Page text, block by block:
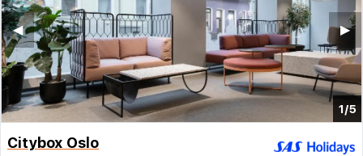
1/5
▶︎
◀︎
Citybox Oslo